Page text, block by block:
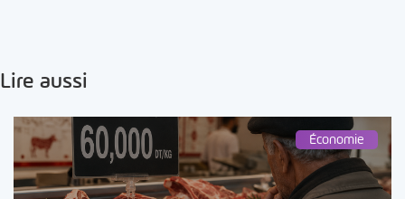
Lire aussi
Économie